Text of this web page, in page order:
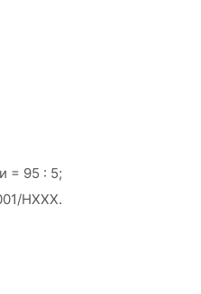
= 95 : 5;
HXXX.